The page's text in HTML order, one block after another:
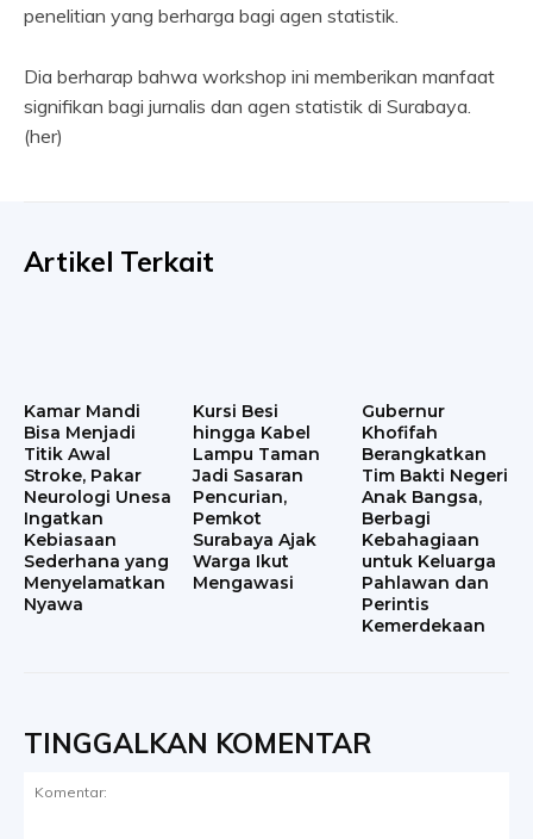
penelitian yang berharga bagi agen statistik.
Dia berharap bahwa workshop ini memberikan manfaat
signifikan bagi jurnalis dan agen statistik di Surabaya.
(her)
Artikel Terkait
Kamar Mandi
Bisa Menjadi
Titik Awal
Stroke, Pakar
Neurologi Unesa
Ingatkan
Kebiasaan
Sederhana yang
Menyelamatkan
Nyawa
Kursi Besi
hingga Kabel
Lampu Taman
Jadi Sasaran
Pencurian,
Pemkot
Surabaya Ajak
Warga Ikut
Mengawasi
Gubernur
Khofifah
Berangkatkan
Tim Bakti Negeri
Anak Bangsa,
Berbagi
Kebahagiaan
untuk Keluarga
Pahlawan dan
Perintis
Kemerdekaan
TINGGALKAN KOMENTAR